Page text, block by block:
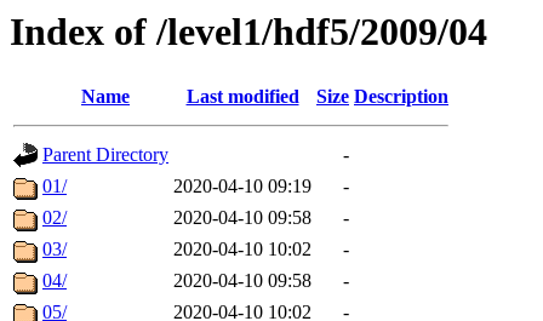
Index of /level1/hdf5/2009/04
Name Last modified Size Description
Parent Directory
-
01/
2020-04-10 09:19
-
02/
2020-04-10 09:58
-
03/
2020-04-10 10:02
-
04/
2020-04-10 09:58
-
05/
2020-04-10 10:02
-